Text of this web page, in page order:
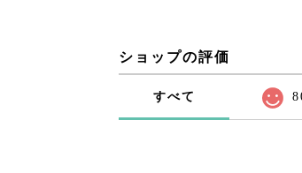
ショップの評価
すべて